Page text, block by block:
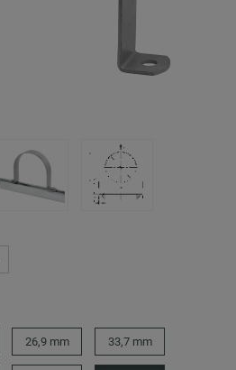
26,9 mm 33,7 mm